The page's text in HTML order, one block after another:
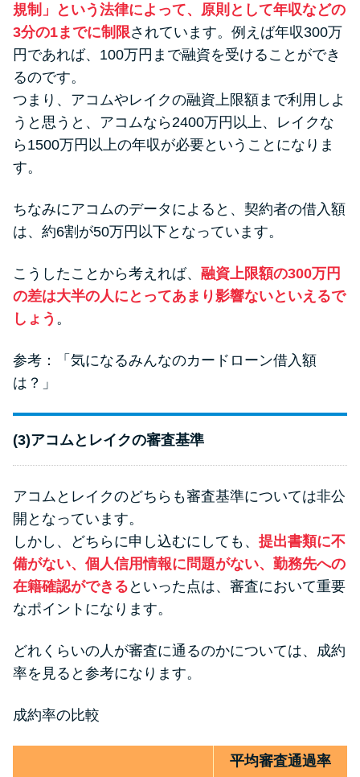
規制」という法律によって、原則として年収などの
3分の1までに制限されています。例えば年収300万
円であれば、100万円まで融資を受けることができ
るのです。
つまり、アコムやレイクの融資上限額まで利用しよ
うと思うと、アコムなら2400万円以上、レイクな
ら1500万円以上の年収が必要ということになりま
す。
ちなみにアコムのデータによると、契約者の借入額
は、約6割が50万円以下となっています。
こうしたことから考えれば、 融資上限額の300万円
の差は大半の人にとってあまり影響ないといえるで
しょう 。
参考：
「気になるみんなのカードローン借入額
は？」
(3)アコムとレイクの審査基準
アコムとレイクのどちらも審査基準については非公
開となっています。
しかし、どちらに申し込むにしても、 提出書類に不
備がない、個人信用情報に問題がない、勤務先への
在籍確認ができる といった点は、審査において重要
なポイントになります。
どれくらいの人が審査に通るのかについては、成約
率を見ると参考になります。
成約率の比較
平均審査通過率